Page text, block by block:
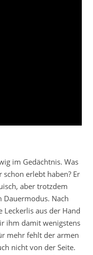
im Gedächtnis. Was
schon erlebt haben? Er
aber trotzdem
Dauermodus. Nach
Leckerlis aus der Hand
ihm damit wenigstens
mehr fehlt der armen
nicht von der Seite.